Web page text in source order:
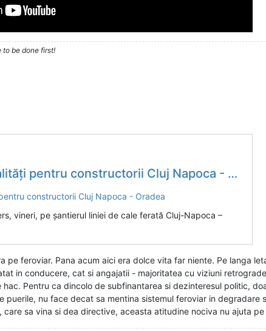
to be done first!
pentru constructorii Cluj Napoca - Oradea
vineri, pe şantierul liniei de cale ferată Cluj-Napoca –
pe feroviar. Pana acum aici era dolce vita far niente. Pe langa
in conducere, cat si angajatii - majoritatea cu viziuni
hac. Pentru ca dincolo de subfinantarea si dezinteresul politic,
puerile, nu face decat sa mentina sistemul feroviar in
sa vina si dea directive, aceasta atitudine nociva nu ajuta